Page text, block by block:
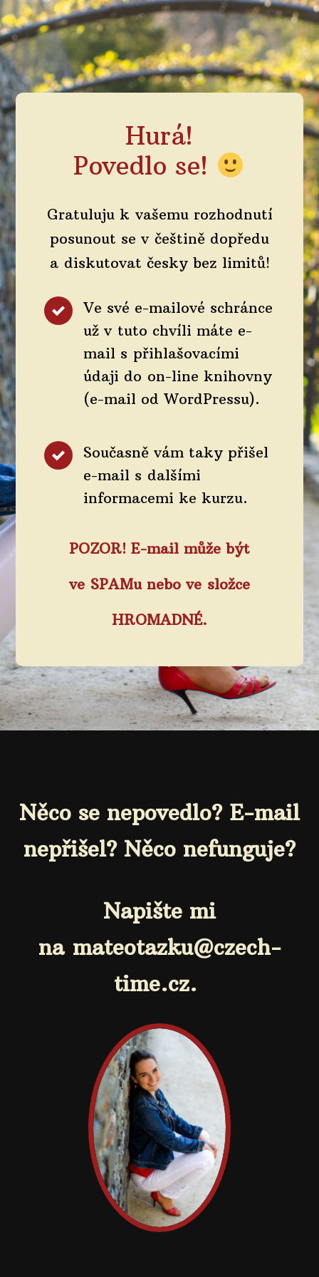
Hurá!
Povedlo se!
Gratuluju k vašemu rozhodnutí
posunout se v češtině dopředu
a diskutovat česky bez limitů!
Ve své e-mailové schránce
už v tuto chvíli máte e-
mail s přihlašovacími
údaji do on-line knihovny
(e-mail od WordPressu).
Současně vám taky přišel
e-mail s dalšími
informacemi ke kurzu.
POZOR! E-mail může být
ve SPAMu nebo ve složce
HROMADNÉ.
Něco se nepovedlo? E-mail
nepřišel? Něco nefunguje?
Napište mi
na mateotazku@czech-
time.cz.